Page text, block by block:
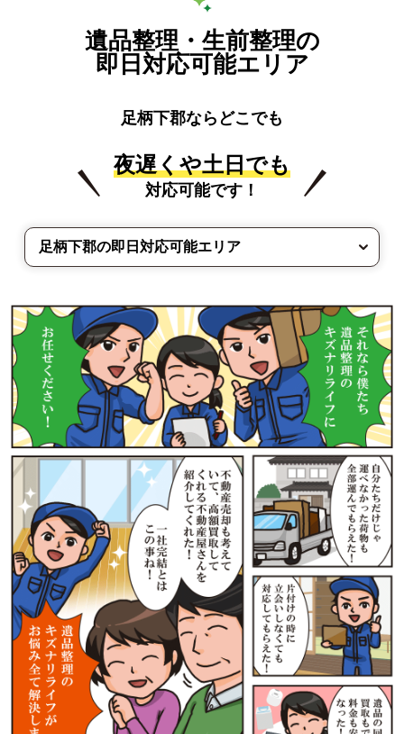
遺品整理・生前整理の
即日対応可能エリア
足柄下郡ならどこでも
夜遅くや土日でも
対応可能です！
足柄下郡の即日対応可能エリア